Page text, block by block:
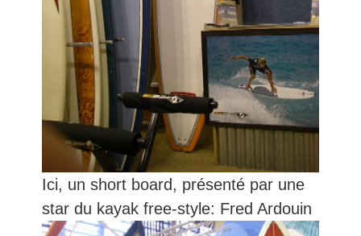
Ici, un short board, présenté par une
star du kayak free-style: Fred Ardouin